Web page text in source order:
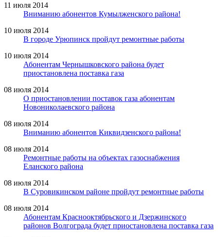
11 июля 2014
Вниманию абонентов Кумылженского района!
10 июля 2014
В городе Урюпинск пройдут ремонтные работы
10 июля 2014
Абонентам Чернышковского района будет
приостановлена поставка газа
08 июля 2014
О приостановлении поставок газа абонентам
Новониколаевского района
08 июля 2014
Вниманию абонентов Киквидзенского района!
08 июля 2014
Ремонтные работы на объектах газоснабжения
Еланского района
08 июля 2014
В Суровикинском районе пройдут ремонтные работы
08 июля 2014
Абонентам Краснооктябрьского и Дзержинского
районов Волгограда будет приостановлена поставка газа